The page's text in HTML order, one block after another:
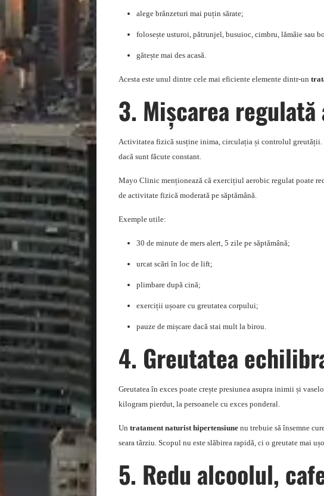
alege brânzeturi mai puțin sărate;
folosește usturoi, pătrunjel, busuioc, cimbru, lămâie sau
gătește mai des acasă.
Acesta este unul dintre cele mai eficiente elemente dintr-un
3. Mișcarea
Activitatea fizică susține inima, circulația și controlul
dacă sunt făcute constant.
Mayo Clinic menționează că exercițiul aerobic regulat poate
de activitate fizică moderată pe săptămână.
Exemple utile:
30 de minute de mers alert, 5 zile pe săptămână;
urcat scări în loc de lift;
plimbare după cină;
exerciții ușoare cu greutatea corpului;
pauze de mișcare dacă stai mult la birou.
4. Greutatea
Greutatea în exces poate crește presiunea asupra inimii și
kilogram pierdut, la persoanele cu exces ponderal.
Un tratament naturist hipertensiune nu trebuie să însemne
seara târziu. Scopul nu este slăbirea rapidă, ci o greutate mai
5. Redu alcoolul,